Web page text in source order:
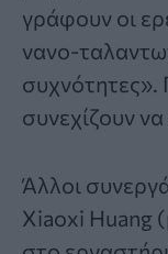
γράφουν οι
νανο-
συχνότητες».
συνεχίζουν
Άλλοι
Xiaoxi Huang